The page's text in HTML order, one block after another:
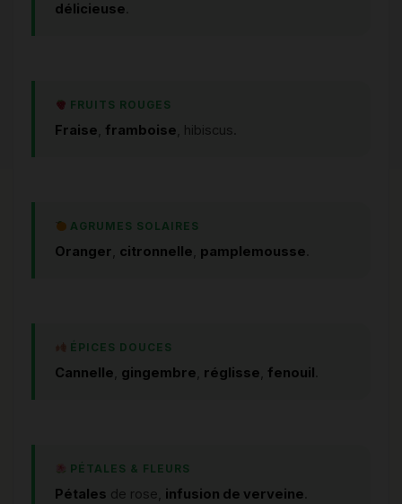
délicieuse
FRUITS ROUGES
Fraise, framboise, hibiscus.
AGRUMES SOLAIRES
Oranger, citronnelle, pamplemousse
ÉPICES DOUCES
Cannelle, gingembre, réglisse, fenouil
PÉTALES & FLEURS
Pétales de rose, infusion de verveine